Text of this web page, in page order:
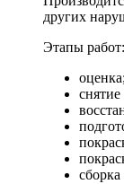
других
Этапы работ:
оценка;
сборка